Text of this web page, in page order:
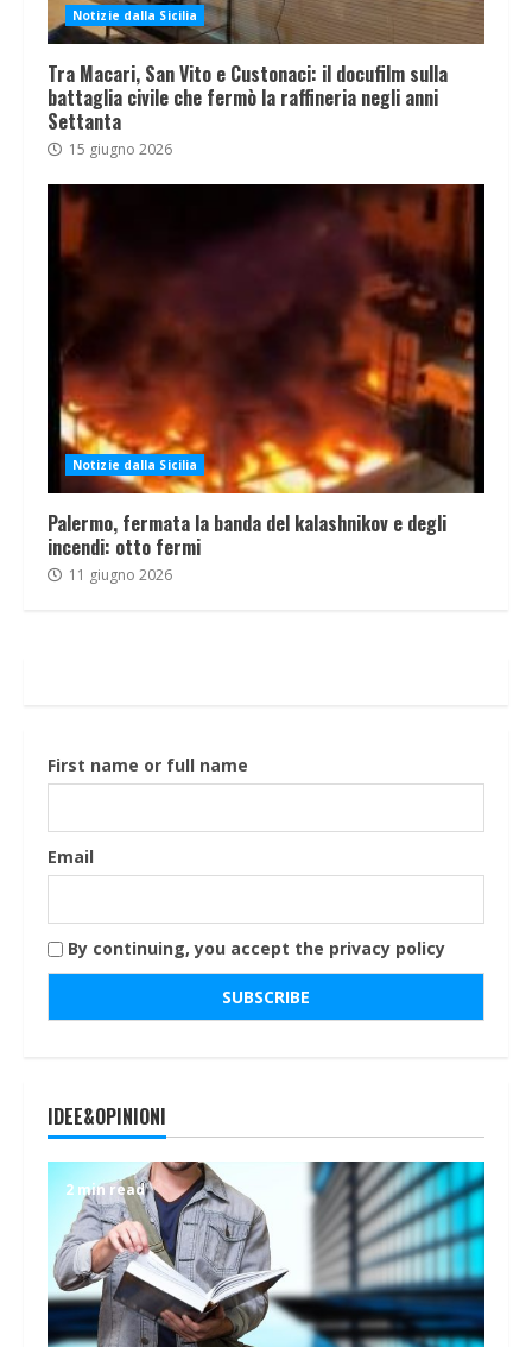
Notizie dalla Sicilia
Tra Macari, San Vito e Custonaci: il docufilm sulla
battaglia civile che fermò la raffineria negli anni
Settanta
15 giugno 2026
Notizie dalla Sicilia
Palermo, fermata la banda del kalashnikov e degli
incendi: otto fermi
11 giugno 2026
First name or full name
Email
By continuing, you accept the privacy policy
IDEE&OPINIONI
2 min read